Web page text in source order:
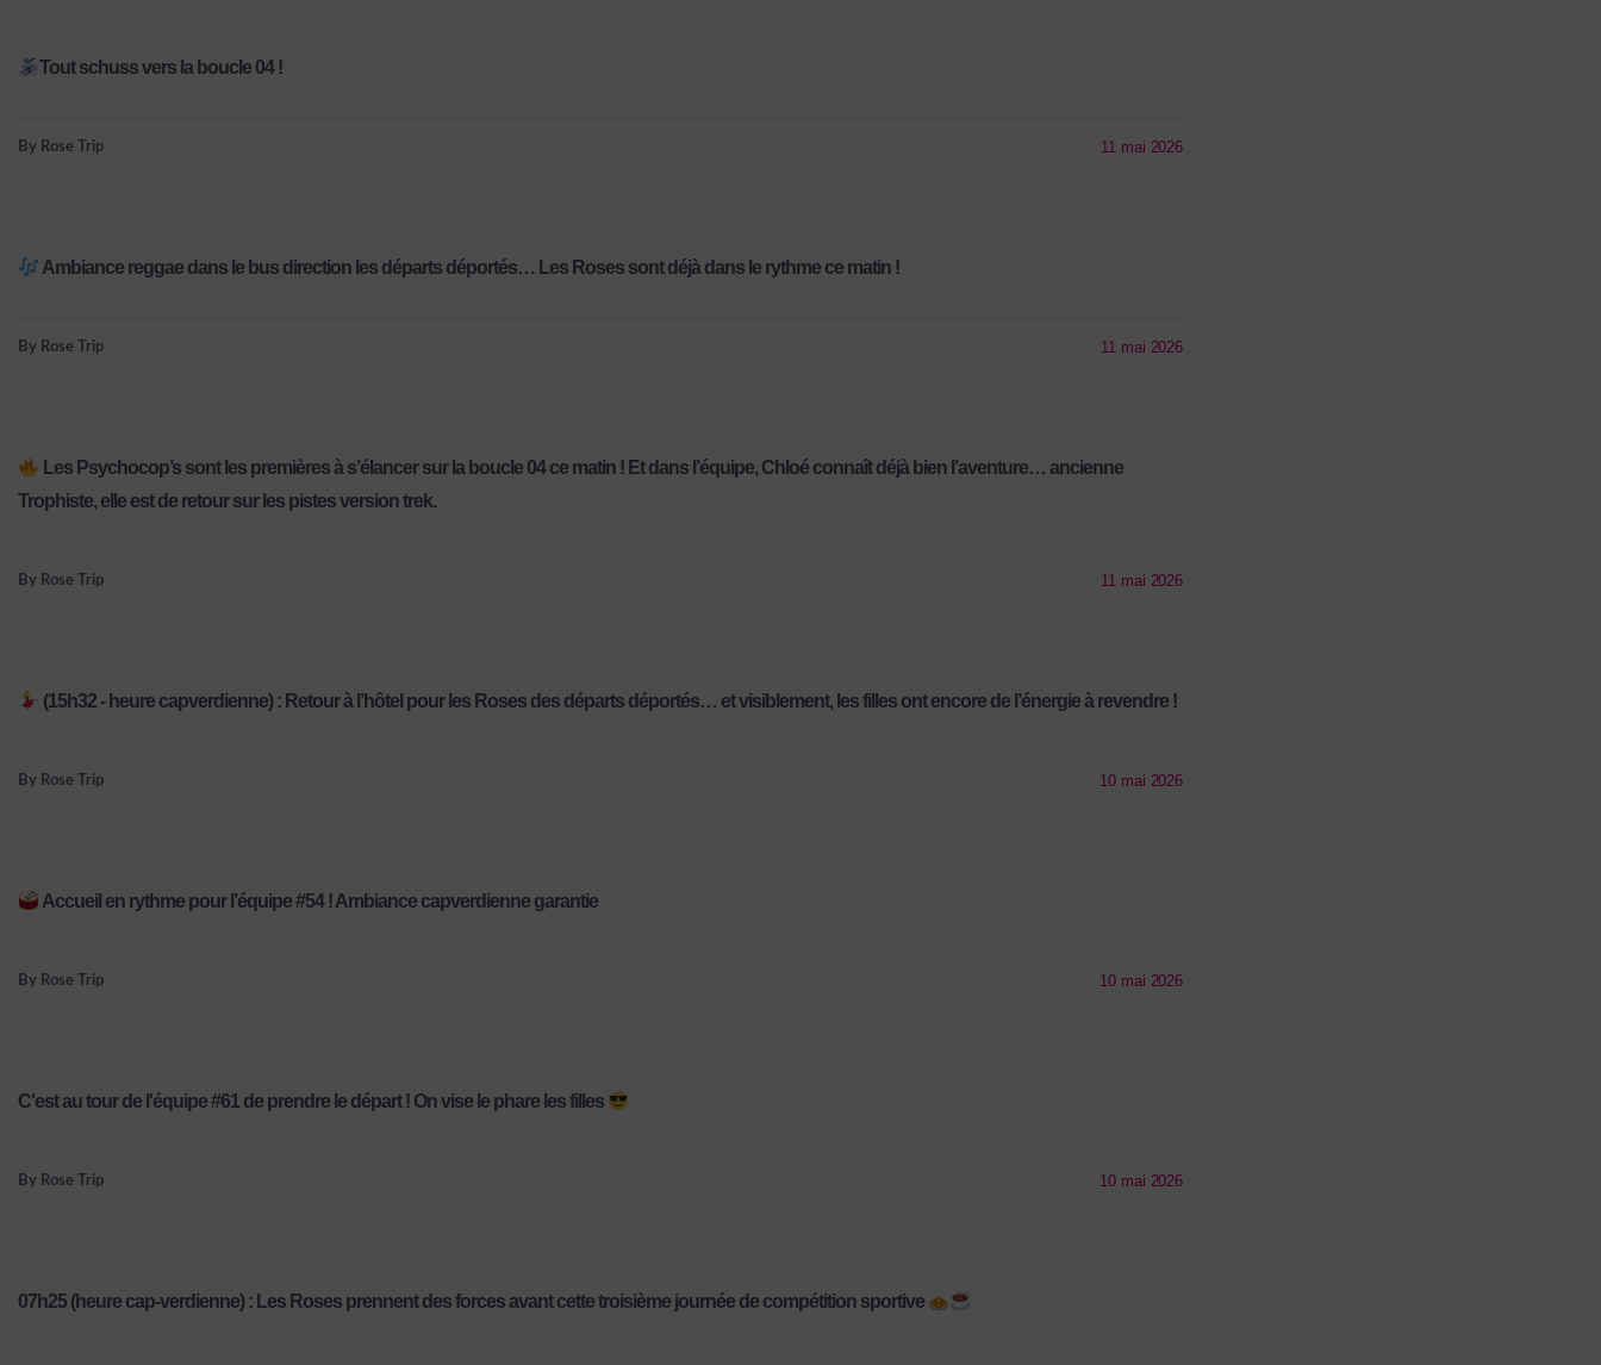
Tout schuss vers la boucle 04 !
By Rose Trip 11 mai 2026
Ambiance reggae dans le bus direction les départs déportés… Les Roses sont déjà dans le rythme ce matin !
By Rose Trip 11 mai 2026
Les Psychocop’s sont les premières à s’élancer sur la boucle 04 ce matin ! Et dans l’équipe, Chloé connaît déjà bien l’aventure… ancienne
Trophiste, elle est de retour sur les pistes version trek.
By Rose Trip 11 mai 2026
(15h32 - heure capverdienne) : Retour à l’hôtel pour les Roses des départs déportés… et visiblement, les filles ont encore de l’énergie à revendre !
By Rose Trip 10 mai 2026
Accueil en rythme pour l’équipe #54 ! Ambiance capverdienne garantie
By Rose Trip 10 mai 2026
C'est au tour de l'équipe #61 de prendre le départ ! On vise le phare les filles
By Rose Trip 10 mai 2026
07h25 (heure cap-verdienne) : Les Roses prennent des forces avant cette troisième journée de compétition sportive